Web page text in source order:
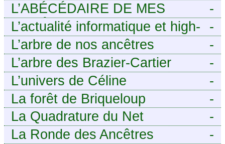
-
L’ABÉCÉDAIRE DE MES
ANCÊTRES – Tout ce que
j’aurais aimé savoir sur ma
famille mais n’ai jamais osé
demander
-
L’actualité informatique et high-
tech pour décideurs IT.
-
L’arbre de nos ancêtres
-
L’arbre des Brazier-Cartier
-
L’univers de Céline
-
La forêt de Briqueloup
-
La Quadrature du Net
-
La Ronde des Ancêtres